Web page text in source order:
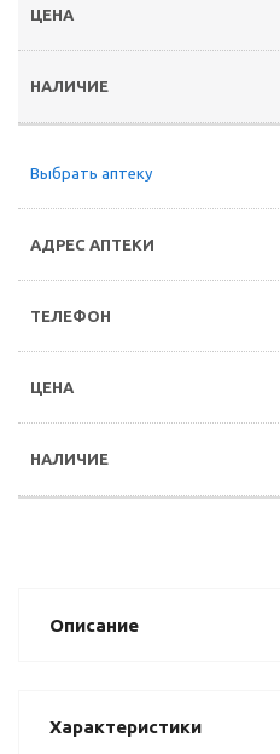
Выбрать аптеку
Описание
Характеристики